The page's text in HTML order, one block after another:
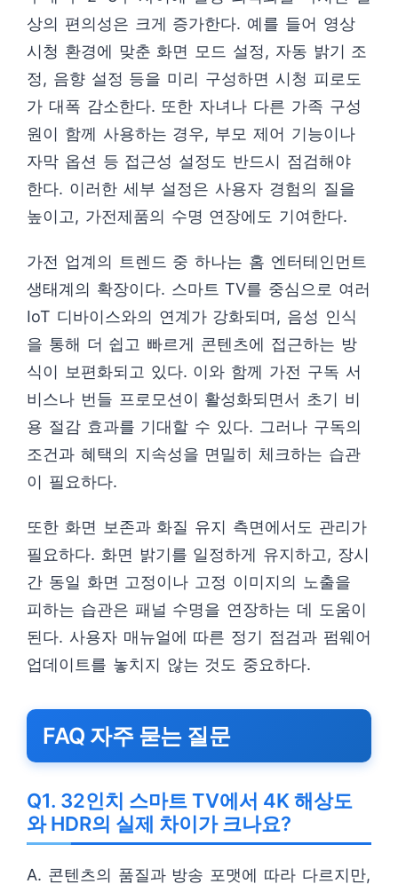
상의 편의성은 크게 증가한다. 예를 들어 영상
시청 환경에 맞춘 화면 모드 설정, 자동 밝기 조
정, 음향 설정 등을 미리 구성하면 시청 피로도
가 대폭 감소한다. 또한 자녀나 다른 가족 구성
원이 함께 사용하는 경우, 부모 제어 기능이나
자막 옵션 등 접근성 설정도 반드시 점검해야
한다. 이러한 세부 설정은 사용자 경험의 질을
높이고, 가전제품의 수명 연장에도 기여한다.
가전 업계의 트렌드 중 하나는 홈 엔터테인먼트
생태계의 확장이다. 스마트 TV를 중심으로 여러
IoT 디바이스와의 연계가 강화되며, 음성 인식
을 통해 더 쉽고 빠르게 콘텐츠에 접근하는 방
식이 보편화되고 있다. 이와 함께 가전 구독 서
비스나 번들 프로모션이 활성화되면서 초기 비
용 절감 효과를 기대할 수 있다. 그러나 구독의
조건과 혜택의 지속성을 면밀히 체크하는 습관
이 필요하다.
또한 화면 보존과 화질 유지 측면에서도 관리가
필요하다. 화면 밝기를 일정하게 유지하고, 장시
간 동일 화면 고정이나 고정 이미지의 노출을
피하는 습관은 패널 수명을 연장하는 데 도움이
된다. 사용자 매뉴얼에 따른 정기 점검과 펌웨어
업데이트를 놓치지 않는 것도 중요하다.
FAQ 자주 묻는 질문
Q1. 32인치 스마트 TV에서 4K 해상도
와 HDR의 실제 차이가 크나요?
A. 콘텐츠의 품질과 방송 포맷에 따라 다르지만,